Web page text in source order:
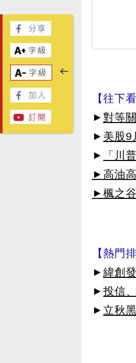
【往下
► 對等
► 美股9
►
「川
►高油
►楓之
【熱門
► 緯創
► 投信
► 立秋